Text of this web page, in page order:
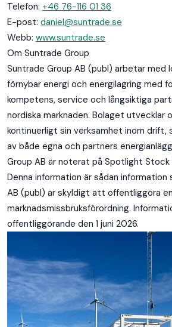
Telefon: +46 76-116 01 36
E-post: daniel@suntrade.se
Webb: www.suntrade.se
Om Suntrade Group
Suntrade Group AB (publ) arbetar med
förnybar energi och energilagring med
kompetens, service och långsiktiga
nordiska marknaden. Bolaget utvecklar
kontinuerligt sin verksamhet inom drift,
av både egna och partners
Group AB är noterat på Spotlight Stock
Denna information är sådan information
AB (publ) är skyldigt att offentliggöra
marknadsmissbruksförordning.
offentliggörande den 1 juni 2026.